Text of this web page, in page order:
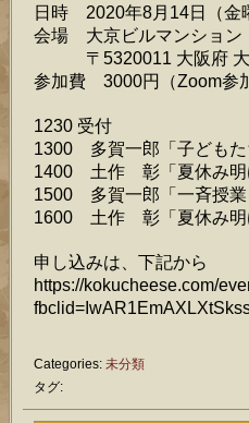
日時 2020年8月14日（金
会場 大京ビルマンショ
〒5320011 大阪府 大
参加費 3000円（Zoom参
1230 受付
1300 多賀一郎「子どもた
1400 土作 彰「夏休み明
1500 多賀一郎「一斉授
1600 土作 彰「夏休み明
申し込みは、下記から
https://kokucheese.com/
Categories: 未分類
タグ: